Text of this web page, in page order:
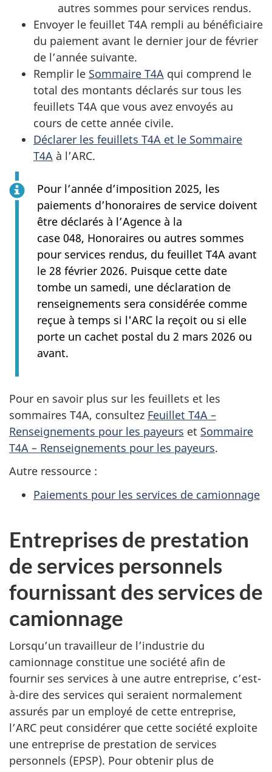
autres sommes pour services rendus.
Envoyer le feuillet T4A rempli au bénéficiaire
du paiement avant le dernier jour de février
de l’année suivante.
Remplir le Sommaire T4A qui comprend le
total des montants déclarés sur tous les
feuillets T4A que vous avez envoyés au
cours de cette année civile.
Déclarer les feuillets T4A et le Sommaire
T4A à l’ARC.
Pour l’année d’imposition 2025, les
paiements d’honoraires de service doivent
être déclarés à l’Agence à la
case 048, Honoraires ou autres sommes
pour services rendus, du feuillet T4A avant
le 28 février 2026. Puisque cette date
tombe un samedi, une déclaration de
renseignements sera considérée comme
reçue à temps si l'ARC la reçoit ou si elle
porte un cachet postal du 2 mars 2026 ou
avant.
Pour en savoir plus sur les feuillets et les
sommaires T4A, consultez Feuillet T4A –
Renseignements pour les payeurs et Sommaire
T4A – Renseignements pour les payeurs.
Autre ressource :
Paiements pour les services de camionnage
Entreprises de prestation
de services personnels
fournissant des services de
camionnage
Lorsqu’un travailleur de l’industrie du
camionnage constitue une société afin de
fournir ses services à une autre entreprise, c’est-
à-dire des services qui seraient normalement
assurés par un employé de cette entreprise,
l’ARC peut considérer que cette société exploite
une entreprise de prestation de services
personnels (EPSP). Pour obtenir plus de